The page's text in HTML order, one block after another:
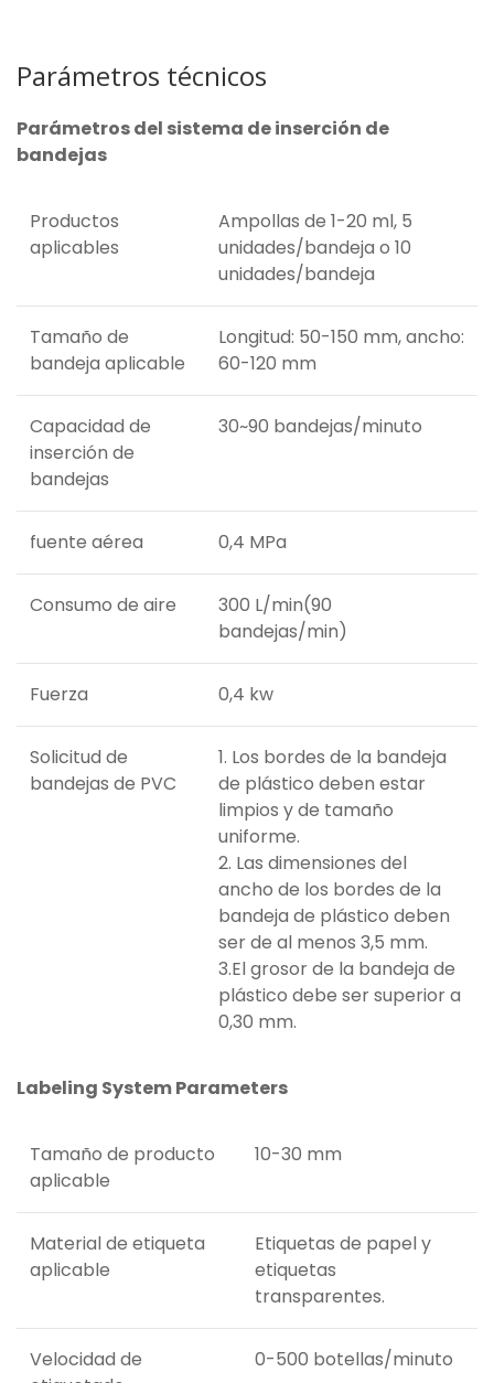
Parámetros técnicos
Parámetros del sistema de inserción de
bandejas
Productos
aplicables
Ampollas de 1-20 ml, 5
unidades/bandeja o 10
unidades/bandeja
Tamaño de
bandeja aplicable
Longitud: 50-150 mm, ancho:
60-120 mm
Capacidad de
inserción de
bandejas
30~90 bandejas/minuto
fuente aérea 0,4 MPa
Consumo de aire
300 L/min(90
bandejas/min)
Fuerza 0,4 kw
Solicitud de
bandejas de PVC
1. Los bordes de la bandeja
de plástico deben estar
limpios y de tamaño
uniforme.
2. Las dimensiones del
ancho de los bordes de la
bandeja de plástico deben
ser de al menos 3,5 mm.
3.El grosor de la bandeja de
plástico debe ser superior a
0,30 mm.
Labeling System Parameters
Tamaño de producto
aplicable
10-30 mm
Material de etiqueta
aplicable
Etiquetas de papel y
etiquetas
transparentes.
Velocidad de
0-500 botellas/minuto